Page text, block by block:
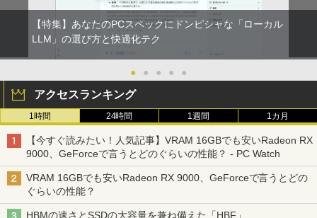
【特集】あなたのPCスペックにドンピシャな「ローカル
LLM」の選び方と快適化テク
● ● ● ● ●
アクセスランキング
1時間 24時間 1週間 1カ月
【今すぐ読みたい！人気記事】VRAM 16GBでも安いRadeon RX
9000、GeForceで言うとどのぐらいの性能？ - PC Watch
VRAM 16GBでも安いRadeon RX 9000、GeForceで言うとどの
ぐらいの性能？
HBMの速さとSSDの大容量を兼ね備えた「HBF」